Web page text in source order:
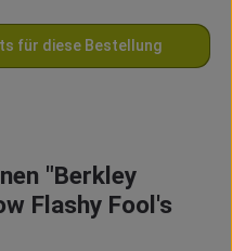
für diese Bestellung
"Berkley
Flashy Fool's